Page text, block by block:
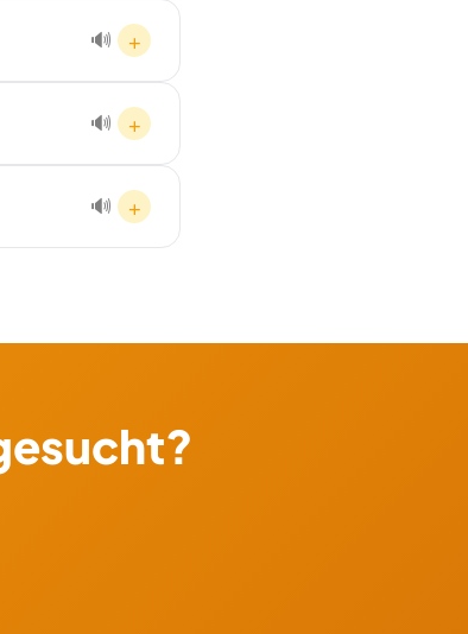
in Ricklingen
🔊 +
Fällen ist ein
🔊 +
Schrottabholung,
🔊 +